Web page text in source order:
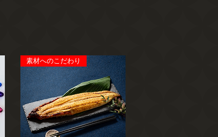
素材へのこだわり